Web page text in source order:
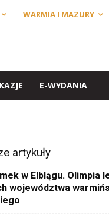
WARMIA I MAZURY
E-WYDANIA
artykuły
w Elblągu. Olimpia
województwa